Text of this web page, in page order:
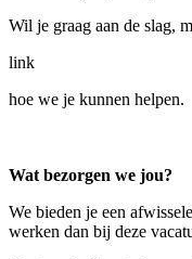
Wil je graag aan de slag,
link
hoe we je kunnen helpen.
Wat bezorgen we jou?
We bieden je een
werken dan bij deze